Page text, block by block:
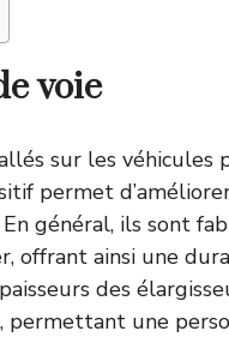
voie
sur les
permet
général, ils sont
offrant ainsi une
des
une